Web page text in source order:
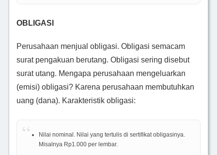
OBLIGASI
Perusahaan menjual obligasi. Obligasi semacam
surat pengakuan berutang. Obligasi sering disebut
surat utang. Mengapa perusahaan mengeluarkan
(emisi) obligasi? Karena perusahaan membutuhkan
uang (dana). Karakteristik obligasi:
Nilai nominal. Nilai yang tertulis di sertifikat obligasinya.
Misalnya Rp1.000 per lembar.